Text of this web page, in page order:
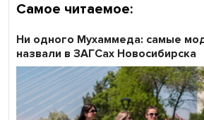
Самое читаемое:
Ни одного Мухаммеда: самые
назвали в ЗАГСах Новосибирска